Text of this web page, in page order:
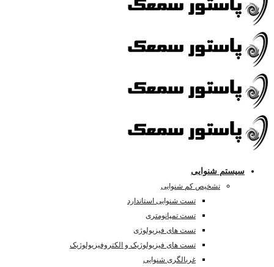
سیستم شنوایی
تشخیص کم شنوایی
تست شنوایی استاندارد
تست تمپانومتری
تست های فیزیولوژی
تست های فیزیولوژیک و الکتروفیزیولوژیک
غربالگری شنوایی